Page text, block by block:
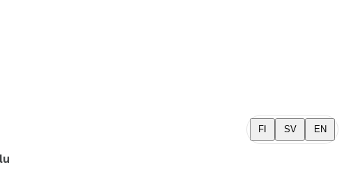
FI SV EN